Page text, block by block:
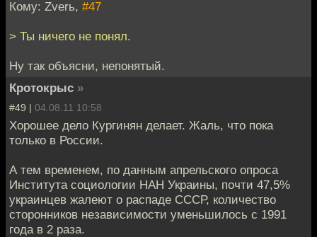
Кому: Zverь, #47
> Ты ничего не понял.
Ну так объясни, непонятый.
Кротокрыс »
#49 | 04.08.11 10:58
Хорошее дело Кургинян делает. Жаль, что пока
только в России.
А тем временем, по данным апрельского опроса
Института социологии НАН Украины, почти 47,5%
украинцев жалеют о распаде СССР, количество
сторонников независимости уменьшилось с 1991
года в 2 раза.